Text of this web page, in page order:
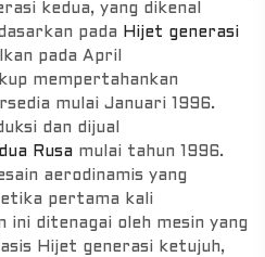
kedua, yang dikenal
pada
Hijet generasi
pada April
mempertahankan
mulai Januari 1996.
dan dijual
Rusa mulai tahun 1996.
aerodinamis yang
pertama kali
ini ditenagai oleh mesin yang
Hijet generasi ketujuh,